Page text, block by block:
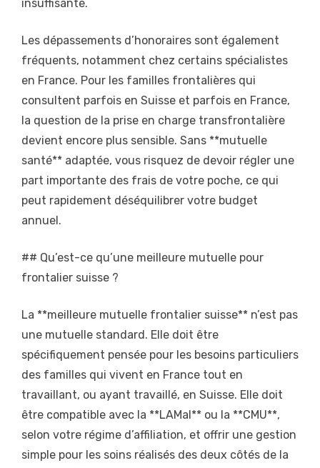
insuffisante.
Les dépassements d’honoraires sont également
fréquents, notamment chez certains spécialistes
en France. Pour les familles frontalières qui
consultent parfois en Suisse et parfois en France,
la question de la prise en charge transfrontalière
devient encore plus sensible. Sans **mutuelle
santé** adaptée, vous risquez de devoir régler une
part importante des frais de votre poche, ce qui
peut rapidement déséquilibrer votre budget
annuel.
## Qu’est-ce qu’une meilleure mutuelle pour
frontalier suisse ?
La **meilleure mutuelle frontalier suisse** n’est pas
une mutuelle standard. Elle doit être
spécifiquement pensée pour les besoins particuliers
des familles qui vivent en France tout en
travaillant, ou ayant travaillé, en Suisse. Elle doit
être compatible avec la **LAMal** ou la **CMU**,
selon votre régime d’affiliation, et offrir une gestion
simple pour les soins réalisés des deux côtés de la